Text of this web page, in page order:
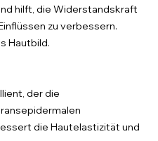
hilft, die Widerstandskraft
zu verbessern.
Hautbild.
der die
die Hautelastizität und